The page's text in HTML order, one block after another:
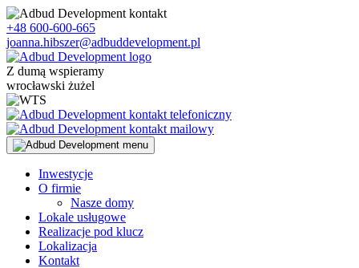
Skip
to
content
+48 600-600-665
joanna.hibszer@adbuddevelopment.pl
Z dumą wspieramy
wrocławski żużel
Inwestycje
O firmie
Nasze domy
Lokale usługowe
Realizacje pod klucz
Lokalizacja
Kontakt